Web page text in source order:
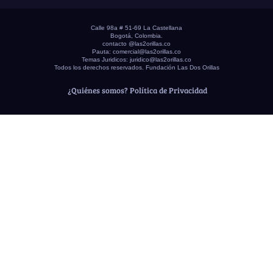
Calle 98a # 51-69 La Castellana
Bogotá, Colombia.
contacto @las2orillas.co
Pauta: comercial@las2orillas.co
Temas Juridicos: juridico@las2orillas.co
Todos los derechos reservados. Fundación Las Dos Orillas
¿Quiénes somos? Política de Privacidad